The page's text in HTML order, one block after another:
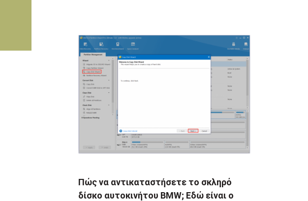
Πώς να αντικαταστήσετε το σκληρό
δίσκο αυτοκινήτου BMW; Εδώ είναι ο